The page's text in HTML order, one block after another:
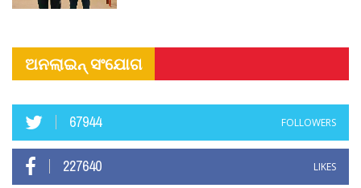
ଅନଲାଇନ୍ ସଂଯୋଗ
67944 FOLLOWERS
227640 LIKES